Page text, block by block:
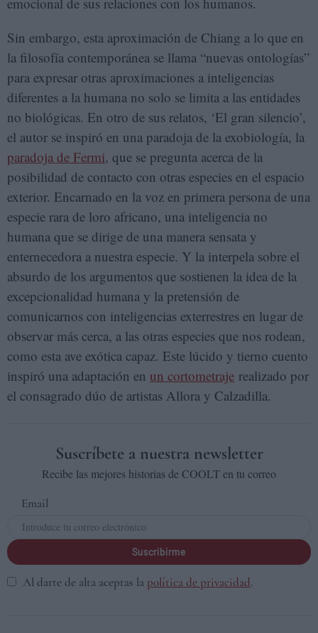
Sin embargo, esta aproximación de Chiang a lo que en
la filosofía contemporánea se llama “nuevas ontologías”
para expresar otras aproximaciones a inteligencias
diferentes a la humana no solo se limita a las entidades
no biológicas. En otro de sus relatos, ‘El gran silencio’,
el autor se inspiró en una paradoja de la exobiología, la
paradoja de Fermi, que se pregunta acerca de la
posibilidad de contacto con otras especies en el espacio
exterior. Encarnado en la voz en primera persona de una
especie rara de loro africano, una inteligencia no
humana que se dirige de una manera sensata y
enternecedora a nuestra especie. Y la interpela sobre el
absurdo de los argumentos que sostienen la idea de la
excepcionalidad humana y la pretensión de
comunicarnos con inteligencias exterrestres en lugar de
observar más cerca, a las otras especies que nos rodean,
como esta ave exótica capaz. Este lúcido y tierno cuento
inspiró una adaptación en un cortometraje realizado por
el consagrado dúo de artistas Allora y Calzadilla.
Suscríbete a nuestra newsletter
Recibe las mejores historias de COOLT en tu correo
Email
Suscribirme
Al darte de alta aceptas la política de privacidad.